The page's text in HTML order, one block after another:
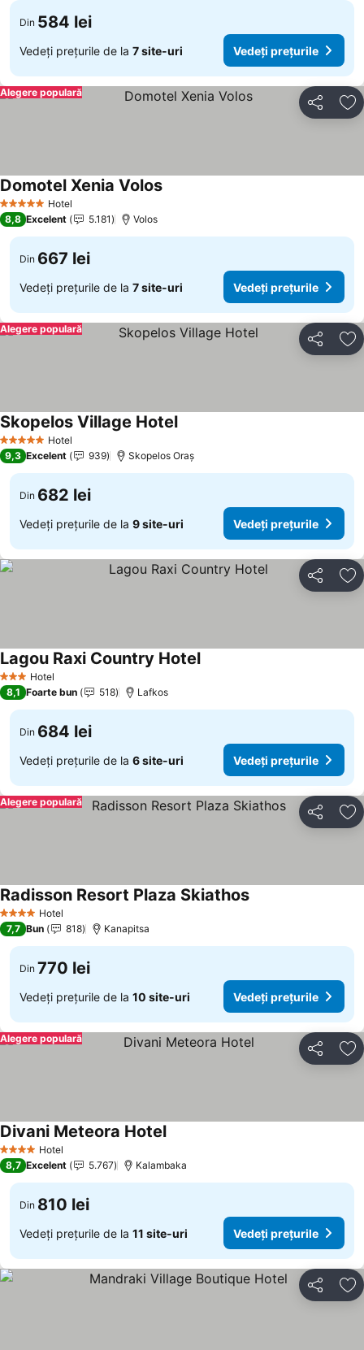
Din 584 lei
Vedeți prețurile de la 7 site-uri Vedeți prețurile
Distribuiți
Alegere populară
5 Stele Hotel
Domotel Xenia Volos
8,8 Excelent 5.181 Volos
Din 667 lei
Vedeți prețurile de la 7 site-uri Vedeți prețurile
Distribuiți
Alegere populară
5 Stele Hotel
Skopelos Village Hotel
9,3 Excelent 939 Skopelos Oraș
Din 682 lei
Vedeți prețurile de la 9 site-uri Vedeți prețurile
Distribuiți
3 SteleHotel
Lagou Raxi Country Hotel
8,1 Foarte bun 518 Lafkos
Din 684 lei
Vedeți prețurile de la 6 site-uri Vedeți prețurile
Distribuiți
Alegere populară
4 Stele Hotel
Radisson Resort Plaza Skiathos
7,7 Bun 818 Kanapitsa
Din 770 lei
Vedeți prețurile de la 10 site-uri Vedeți prețurile
Distribuiți
Alegere populară
4 Stele Hotel
Divani Meteora Hotel
8,7 Excelent 5.767 Kalambaka
Din 810 lei
Vedeți prețurile de la 11 site-uri Vedeți prețurile
Distribuiți